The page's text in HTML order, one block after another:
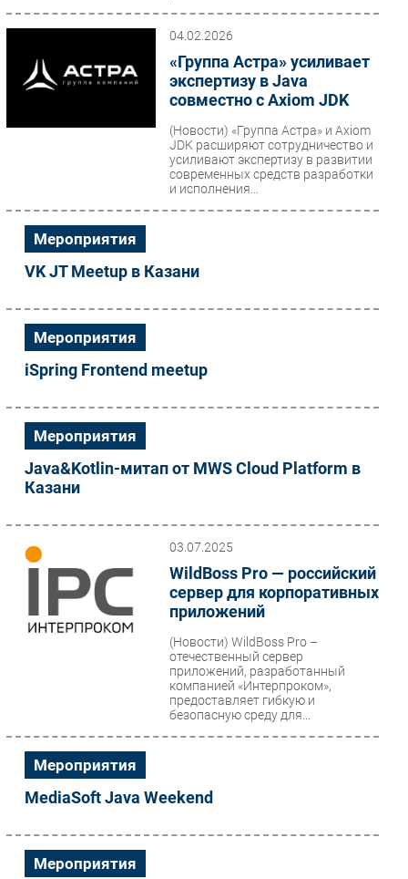
Outsourcing
Регулирование
Web
Гаджеты
Здоровье
РАЗДЕЛЫ
Новости
Аналитика
Мероприятия
Проекты
IT класс
Тестовый стенд
Каталог компаний
04.02.2026
«Группа Астра» усиливает
экспертизу в Java
совместно с Axiom JDK
(Новости) «Группа Астра» и Axiom
JDK расширяют сотрудничество и
усиливают экспертизу в развитии
современных средств разработки
и исполнения...
Мероприятия
VK JT Meetup в Казани
Мероприятия
iSpring Frontend meetup
Мероприятия
Java&Kotlin-митап от MWS Cloud Platform в
Казани
03.07.2025
WildBoss Pro — российский
сервер для корпоративных
приложений
(Новости) WildBoss Pro –
отечественный сервер
приложений, разработанный
компанией «Интерпроком»,
предоставляет гибкую и
безопасную среду для...
Мероприятия
MediaSoft Java Weekend
Мероприятия